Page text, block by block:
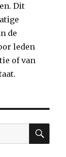
Dit
de
leden
of van